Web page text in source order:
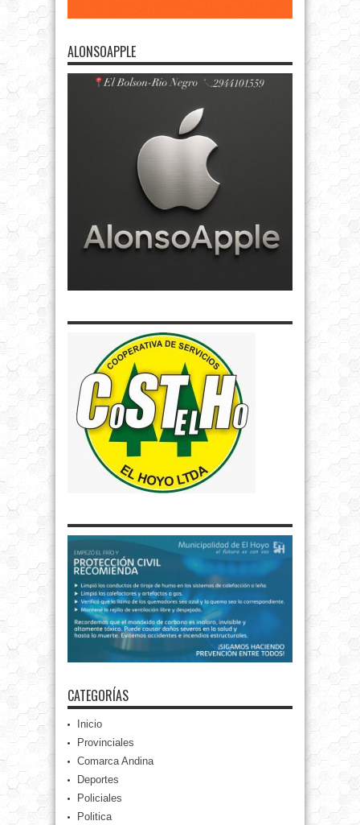
ALONSOAPPLE
CATEGORÍAS
Inicio
Provinciales
Comarca Andina
Deportes
Policiales
Politica